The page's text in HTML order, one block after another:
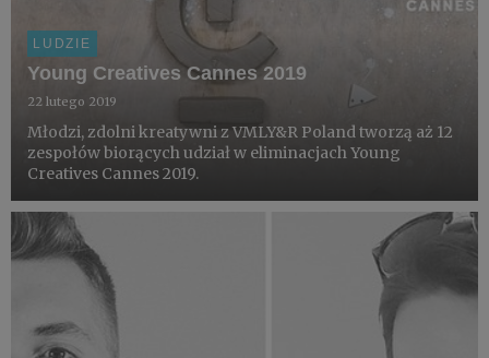
LUDZIE
Young Creatives Cannes 2019
22 lutego 2019
Młodzi, zdolni kreatywni z VMLY&R Poland tworzą aż 12
zespołów biorących udział w eliminacjach Young
Creatives Cannes 2019.